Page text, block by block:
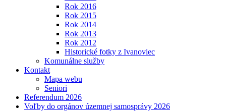
Rok 2016
Rok 2015
Rok 2014
Rok 2013
Rok 2012
Historické fotky z Ivanoviec
Komunálne služby
Kontakt
Mapa webu
Seniori
Referendum 2026
Voľby do orgánov územnej samosprávy 2026